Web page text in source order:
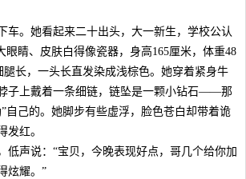
车。她看起来二十出头，大一新生，学校公认
眼睛、皮肤白得像瓷器，身高165厘米，体重48
腿长，一头长直发染成浅棕色。她穿着紧身牛
子上戴着一条细链，链坠是一颗小钻石——那
自己的。她脚步有些虚浮，脸色苍白却带着诡
发红。
低声说：“宝贝，今晚表现好点，哥几个给你加
炫耀。”